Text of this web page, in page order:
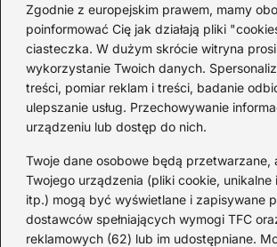
Zgodnie z europejskim prawem, mamy
poinformować Cię jak działają pliki
ciasteczka. W dużym skrócie witryna
wykorzystanie Twoich danych.
treści, pomiar reklam i treści, badanie
ulepszanie usług. Przechowywanie
urządzeniu lub dostęp do nich.
Twoje dane osobowe będą przetwarzane,
Twojego urządzenia (pliki cookie,
itp.) mogą być wyświetlane i zapisywane
dostawców spełniających wymogi TFC
reklamowych (62) lub im udostępniane.
Rodzice
Wybór
chłopców:
porady dla
młodych